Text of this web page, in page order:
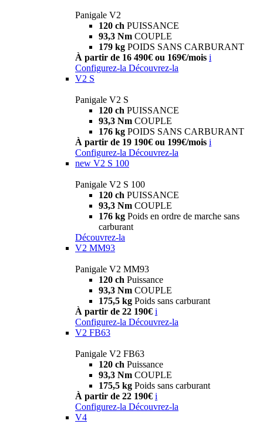
Panigale V2
120 ch PUISSANCE
93,3 Nm COUPLE
179 kg POIDS SANS CARBURANT
À partir de 16 490€ ou 169€/mois i
Configurez-la Découvrez-la
V2 S
Panigale V2 S
120 ch PUISSANCE
93,3 Nm COUPLE
176 kg POIDS SANS CARBURANT
À partir de 19 190€ ou 199€/mois i
Configurez-la Découvrez-la
new V2 S 100
Panigale V2 S 100
120 ch PUISSANCE
93,3 Nm COUPLE
176 kg Poids en ordre de marche sans
carburant
Découvrez-la
V2 MM93
Panigale V2 MM93
120 ch Puissance
93,3 Nm COUPLE
175,5 kg Poids sans carburant
À partir de 22 190€ i
Configurez-la Découvrez-la
V2 FB63
Panigale V2 FB63
120 ch Puissance
93,3 Nm COUPLE
175,5 kg Poids sans carburant
À partir de 22 190€ i
Configurez-la Découvrez-la
V4